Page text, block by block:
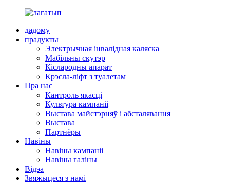
дадому
прадукты
Электрычная інвалідная каляска
Мабільны скутэр
Кіслародны апарат
Крэсла-ліфт з туалетам
Пра нас
Кантроль якасці
Культура кампаніі
Выстава майстэрняў і абсталявання
Выстава
Партнёры
Навіны
Навіны кампаніі
Навіны галіны
Відэа
Звяжыцеся з намі